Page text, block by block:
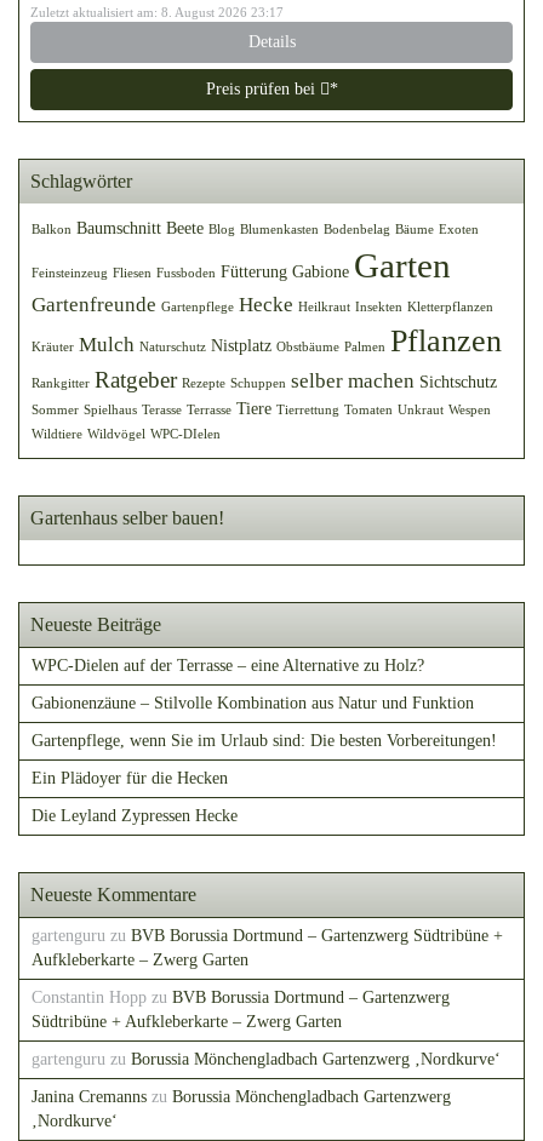
Zuletzt aktualisiert am: 8. August 2026 23:17
Details
Preis prüfen bei *
Schlagwörter
Balkon Baumschnitt Beete Blog Blumenkasten Bodenbelag Bäume Exoten
Feinsteinzeug Fliesen Fussboden Fütterung Gabione Garten
Gartenfreunde Gartenpflege Hecke Heilkraut Insekten Kletterpflanzen
Kräuter Mulch Naturschutz Nistplatz Obstbäume Palmen Pflanzen
Rankgitter Ratgeber Rezepte Schuppen selber machen Sichtschutz
Sommer Spielhaus Terasse Terrasse Tiere Tierrettung Tomaten Unkraut Wespen
Wildtiere Wildvögel WPC-DIelen
Gartenhaus selber bauen!
Neueste Beiträge
WPC-Dielen auf der Terrasse – eine Alternative zu Holz?
Gabionenzäune – Stilvolle Kombination aus Natur und Funktion
Gartenpflege, wenn Sie im Urlaub sind: Die besten Vorbereitungen!
Ein Plädoyer für die Hecken
Die Leyland Zypressen Hecke
Neueste Kommentare
gartenguru zu BVB Borussia Dortmund – Gartenzwerg Südtribüne +
Aufkleberkarte – Zwerg Garten
Constantin Hopp zu BVB Borussia Dortmund – Gartenzwerg
Südtribüne + Aufkleberkarte – Zwerg Garten
gartenguru zu Borussia Mönchengladbach Gartenzwerg ‚Nordkurve‘
Janina Cremanns zu Borussia Mönchengladbach Gartenzwerg
‚Nordkurve‘